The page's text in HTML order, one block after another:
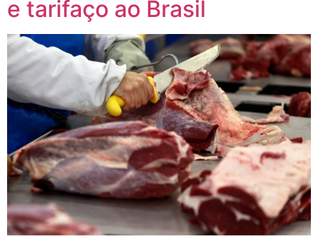
e tarifaço ao Brasil